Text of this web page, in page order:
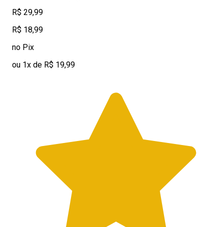
R$ 29,99
R$ 18,99
no Pix
ou 1x de R$ 19,99